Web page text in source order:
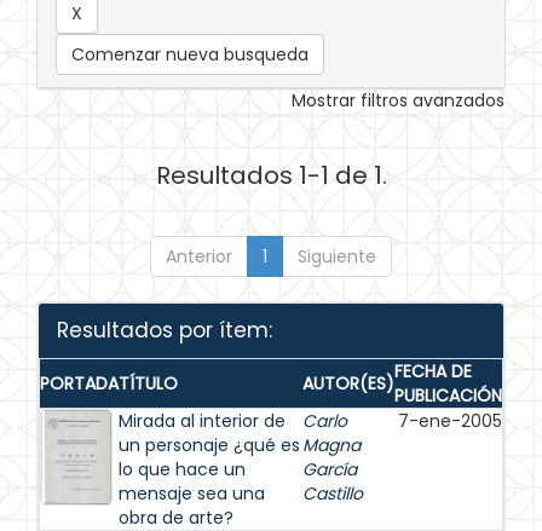
Comenzar nueva busqueda
Mostrar filtros avanzados
Resultados 1-1 de 1.
Anterior 1 Siguiente
Resultados por ítem:
PORTADATÍTULO AUTOR(ES)FECHA DE
PUBLICACIÓN
Mirada al interior de
un personaje ¿qué es
lo que hace un
mensaje sea una
obra de arte?
Carlo
Magna
García
Castillo
7-ene-2005